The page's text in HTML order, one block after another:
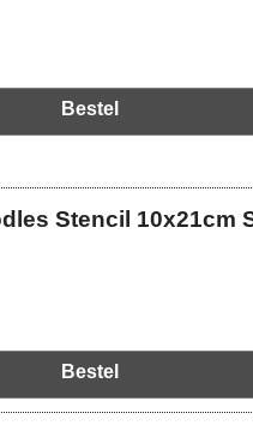
Bestel
Stencil 10x21cm
Bestel